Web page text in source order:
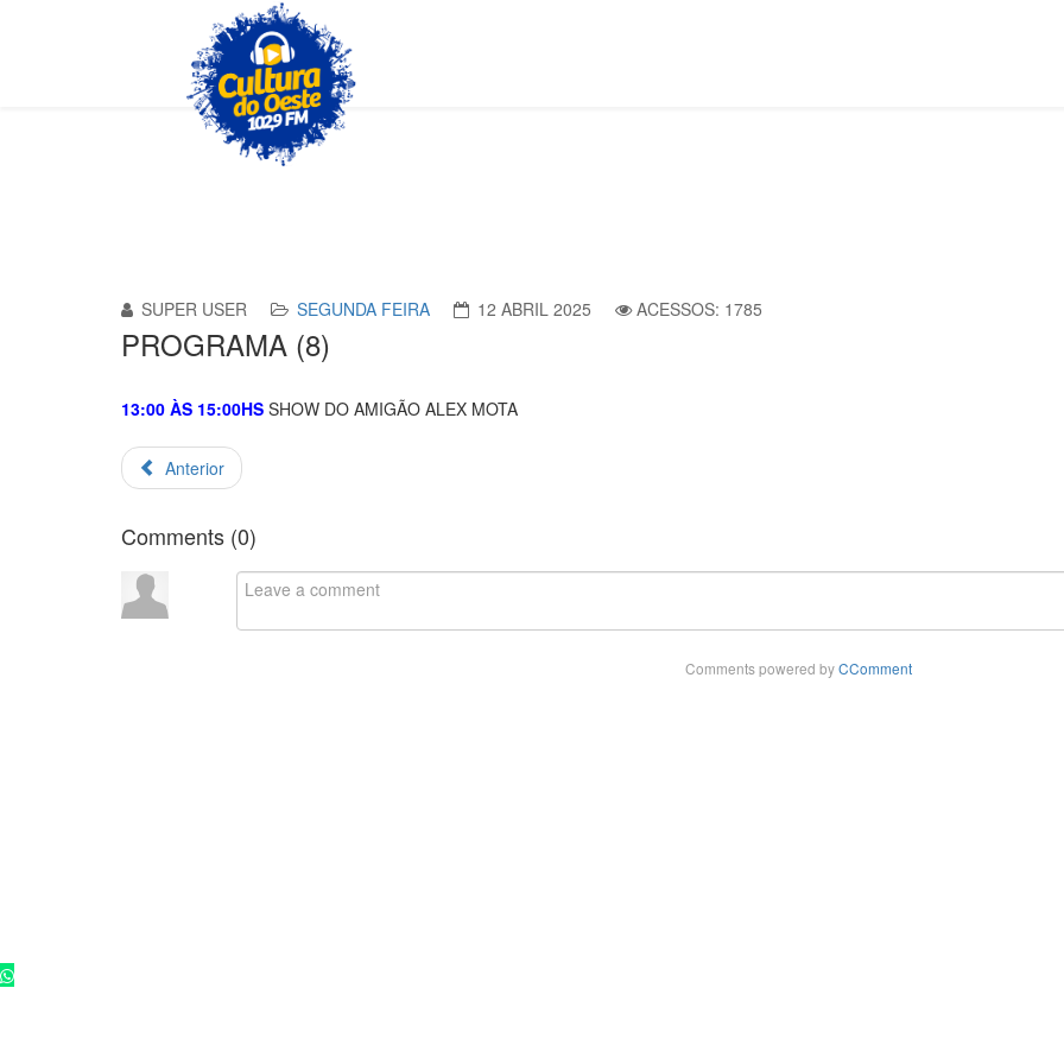
SUPER USER SEGUNDA FEIRA 12 ABRIL 2025 ACESSOS: 1785
PROGRAMA (8)
13:00 ÀS 15:00HS SHOW DO AMIGÃO ALEX MOTA
Anterior
Comments (0)
Comments powered byCComment